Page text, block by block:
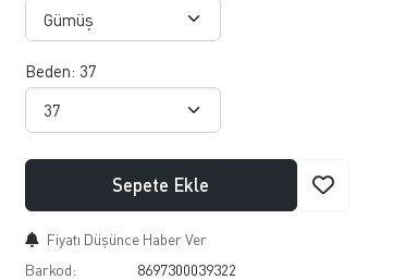
Beden: 37
Sepete Ekle
Fiyatı Düşünce Haber Ver
Barkod:
8697300039322